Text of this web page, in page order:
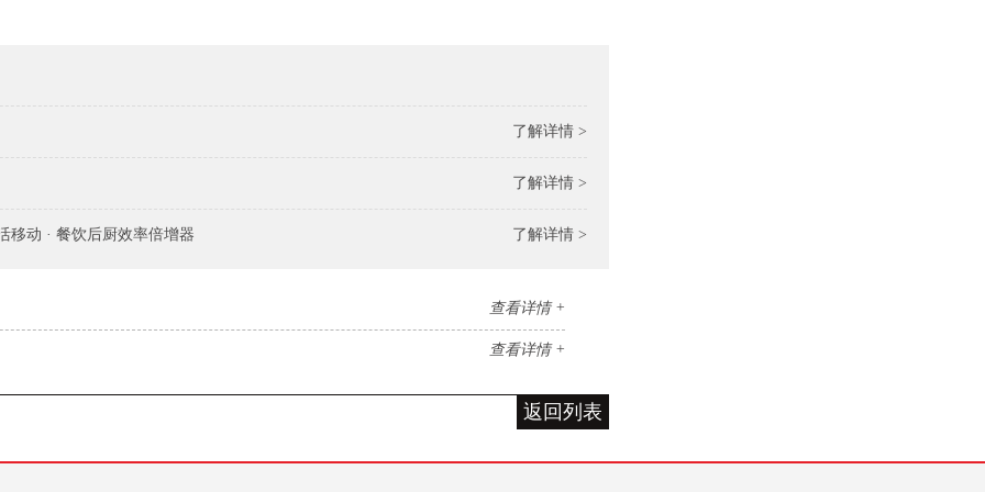
了解详情 >
了解详情 >
了解详情 >
移动 · 餐饮后厨效率倍增器
查看详情 +
查看详情 +
返回列表